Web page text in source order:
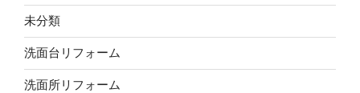
未分類
洗面台リフォーム
洗面所リフォーム